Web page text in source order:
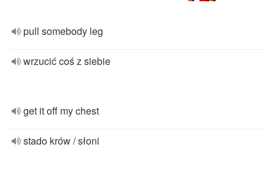
pull somebody leg
wrzucić coś z siebie
get it off my chest
stado krów / słoni